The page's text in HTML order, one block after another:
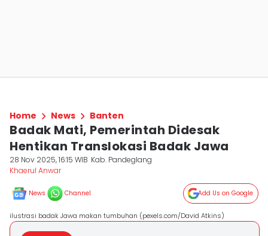
Home News Banten
Badak Mati, Pemerintah Didesak
Hentikan Translokasi Badak Jawa
28 Nov 2025, 16:15 WIB Kab. Pandeglang
Khaerul Anwar
News Channel Add Us on Google
ilustrasi badak Jawa makan tumbuhan (pexels.com/David Atkins)